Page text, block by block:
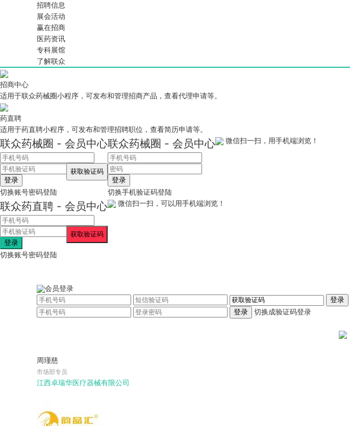
招聘信息
展会活动
赢在招商
医药资讯
专科展馆
了解联众
招商中心
适用于联众药械圈小程序，可发布和管理招商产品，查看代理申请等。
药直聘
适用于药直聘小程序，可发布和管理招聘职位，查看简历申请等。
联众药械圈 - 会员中心
登录
切换账号密码登陆
联众药械圈 - 会员中心
登录
切换手机验证码登陆
微信扫一扫，用手机端浏览！
联众药直聘 - 会员中心
登录
切换账号密码登陆
微信扫一扫，可以用手机端浏览！
会员登录
登录
登录 切换成验证码登录
周瑾慈
市场部专员
江西卓瑞华医疗器械有限公司